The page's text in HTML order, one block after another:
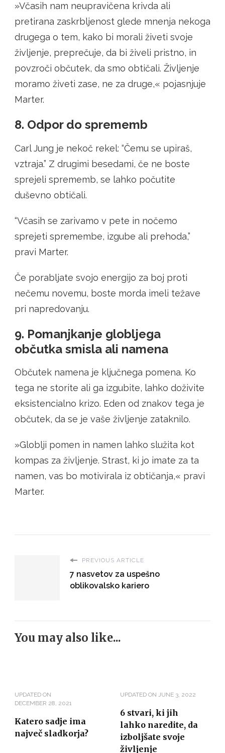
»Včasih nam neupravičena krivda ali
pretirana zaskrbljenost glede mnenja nekoga
drugega o tem, kako bi morali živeti svoje
življenje, preprečuje, da bi živeli pristno, in
povzroči občutek, da smo obtičali. Življenje
moramo živeti zase, ne za druge,« pojasnjuje
Marter.
8. Odpor do sprememb
Carl Jung je nekoč rekel: “Čemu se upiraš,
vztraja.” Z drugimi besedami, če ne boste
sprejeli sprememb, se lahko počutite
duševno obtičali.
“Včasih se zarivamo v pete in nočemo
sprejeti spremembe, izgube ali prehoda,”
pravi Marter.
Če porabljate svojo energijo za boj proti
nečemu novemu, boste morda imeli težave
pri napredovanju.
9. Pomanjkanje globljega
občutka smisla ali namena
Občutek namena je ključnega pomena. Ko
tega ne storite ali ga izgubite, lahko doživite
eksistencialno krizo. Eden od znakov tega je
občutek, da se je vaše življenje zataknilo.
»Globlji pomen in namen lahko služita kot
kompas za življenje. Strast, ki jo imate za ta
namen, vas bo motivirala iz obtičanja,« pravi
Marter.
PREVIOUS ARTICLE
7 nasvetov za uspešno
oblikovalsko kariero
You may also like...
UPDATED ON
DECEMBER 28, 2021
Katero sadje ima
največ sladkorja?
UPDATED ON JUNE 3, 2022
6 stvari, ki jih
lahko naredite, da
izboljšate svoje
življenje